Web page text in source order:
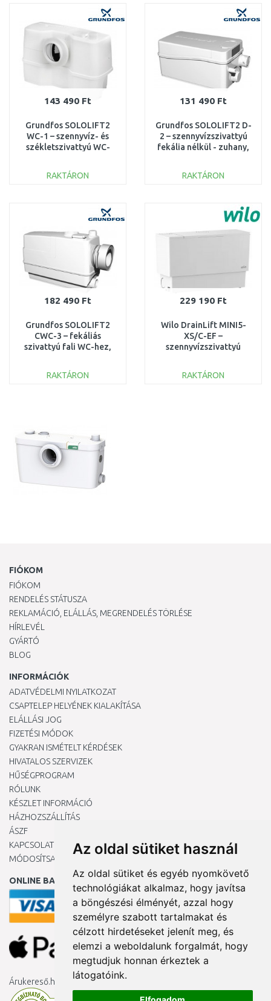
Az oldal sütiket használ
Az oldal sütiket és egyéb nyomkövető
technológiákat alkalmaz, hogy javítsa
a böngészési élményét, azzal hogy
személyre szabott tartalmakat és
célzott hirdetéseket jelenít meg, és
elemzi a weboldalunk forgalmát, hogy
megtudjuk honnan érkeztek a
látogatóink.
143 490 Ft
Grundfos SOLOLIFT2
WC-1 – szennyvíz- és
székletszivattyú WC-
97775314
RAKTÁRON
131 490 Ft
Grundfos SOLOLIFT2 D-
2 – szennyvízszivattyú
fekália nélkül - zuhany,
RAKTÁRON
Összehasonlítás
182 490 Ft
Grundfos SOLOLIFT2
CWC-3 – fekáliás
szivattyú fali WC-hez,
97775316
RAKTÁRON
229 190 Ft
Wilo DrainLift MINI5-
XS/C-EF –
szennyvízszivattyú
és kazánhoz 6095129
RAKTÁRON
FIÓKOM
FIÓKOM
RENDELÉS STÁTUSZA
REKLAMÁCIÓ, ELÁLLÁS, MEGRENDELÉS TÖRLÉSE
HÍRLEVÉL
GYÁRTÓ
BLOG
INFORMÁCIÓK
ADATVÉDELMI NYILATKOZAT
CSAPTELEP HELYÉNEK KIALAKÍTÁSA
ELÁLLÁSI JOG
FIZETÉSI MÓDOK
GYAKRAN ISMÉTELT KÉRDÉSEK
HIVATALOS SZERVIZEK
HŰSÉGPROGRAM
RÓLUNK
KÉSZLET INFORMÁCIÓ
HÁZHOZSZÁLLÍTÁS
ÁSZF
KAPCSOLAT
MÓDOSÍTSA A COOKIE-BEÁLLÍTÁSAIMAT
ONLINE BANKKÁRTYÁVAL
Árukereső.hu